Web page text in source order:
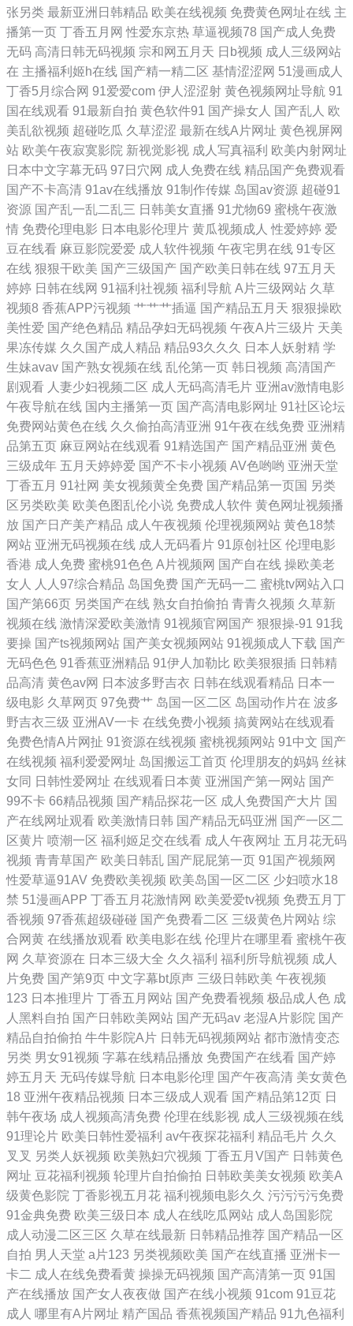
堂成人天堂 91老司机在线观看 91专区在线观看 黑丝美女巨乳 成人亚洲福
利在线观看 在线国产在线国产 91色情在线观看 成人精品大片在线看 国产
资源网 另类视频五区 日本美女中文字幕 91白丝美女 91性吧 东京热人与
兽一线天 97色色狼友 五月天色色综合 91黑黄网 91一区二区 东方av网址
在线观看 九九视频福利 日韩欧美1 伊人东京热男人 91视频快捷 91次元官
网首页免费 欧美一级在线 午夜爽爽国产精品免费 91热爆伪娘 AV视屏观
看 国产福利喷水视频91 青娱乐91豆花 91大家都在搜 91小电影 国产一区
欧美 蜜豆mv在线看免费版 五月激情婷婷深深爱 91超碰碰 91视频高清免
费在线播放 91中文字幕网 日韩精品福利导航 91N视频网z 极品黑丝啪啪
免费观看 97国语资源 九色91国产 草莓视屏s 91第一国产视频导航 91ri精
品 青青草原香蕉久久 国产ts网站在线观看 91视频黄瓜视频 婷婷五月天资
源站 久久精品超碰 不卡av影院在线观看 91看片网页 老牛av综合资源站
影音先锋看A片 超碰国产在线久草91 九九这里只有精品 青草成人在线视
频 午夜男女 91精品在线观看网页入口 老司机成人福利导航 婷婷五月天色
图图片 91国产网址 深夜网站91 91porny九色 91视频手机最新网址 豆花
社区久久 久久伊人蜜桃 91久大香蕉 国产情色在线一区二区 欧美久久精品
张另类 最新亚洲日韩精品 欧美在线视频 免费黄色网址在线 主
播第一页 丁香五月网 性爱东京热 草逼视频78 国产成人免费
无码 高清日韩无码视频 宗和网五月天 日b视频 成人三级网站
在 主播福利姬h在线 国产精一精二区 基情涩涩网 51漫画成人
丁香5月综合网 91爱爱com 伊人涩涩射 黄色视频网址导航 91
国在线观看 91最新自拍 黄色软件91 国产操女人 国产乱人 欧
美乱欲视频 超碰吃瓜 久草涩涩 最新在线A片网址 黄色视屏网
站 欧美午夜寂寞影院 新视觉影视 成人写真福利 欧美内射网址
日本中文字幕无码 97日穴网 成人免费在线 精品国产免费观看
国产不卡高清 91av在线播放 91制作传媒 岛国av资源 超碰91
资源 国产乱一乱二乱三 日韩美女直播 91尤物69 蜜桃午夜激
情 免费伦理电影 日本电影伦理片 黄瓜视频成人 性爱婷婷 爱
豆在线看 麻豆影院爱爱 成人软件视频 午夜宅男在线 91专区
在线 狠狠干欧美 国产三级国产 国产欧美日韩在线 97五月天
婷婷 日韩在线网 91福利社视频 福利导航 A片三级网站 久草
视频8 香蕉APP污视频 艹艹艹插逼 国产精品五月天 狠狠操欧
美性爱 国产绝色精品 精品孕妇无码视频 午夜A片三级片 天美
果冻传媒 久久国产成人精品 精品93久久久 日本人妖射精 学
生妹avav 国产熟女视频在线 乱伦第一页 韩日视频 高清国产
剧观看 人妻少妇视频二区 成人无码高清毛片 亚洲av激情电影
午夜导航在线 国内主播第一页 国产高清电影网址 91社区论坛
免费网站黄色在线 久久偷拍高清亚洲 91午夜在线免费 亚洲精
品第五页 麻豆网站在线观看 91精选国产 国产精品亚洲 黄色
三级成年 五月天婷婷爱 国产不卡小视频 AV色哟哟 亚洲天堂
丁香五月 91社网 美女视频黄全免费 国产精品第一页国 另类
区另类欧美 欧美色图乱伦小说 免费成人软件 黄色网址视频播
放 国产日产美产精品 成人午夜视频 伦理视频网站 黄色18禁
网站 亚洲无码视频在线 成人无码看片 91原创社区 伦理电影
香港 成人免费 蜜桃91色色 A片视频网 国产自在线 操欧美老
女人
人人97综合精品 岛国免费 国产无码一二 蜜桃tv网站入口
国产第66页 另类国产在线 熟女自拍偷拍 青青久视频 久草新
视频在线 激情深爱欧美激情 91视频官网国产 狠狠操-91 91我
要操 国产ts视频网站 国产美女视频网站 91视频成人下载 国产
无码色色 91香蕉亚洲精品 91伊人加勒比 欧美狠狠插 日韩精
品高清 黄色av网 日本波多野吉衣 日韩在线观看精品 日本一
级电影 久草网页 97免费艹 岛国一区二区 岛国动作片在 波多
野吉衣三级 亚洲AV一卡 在线免费小视频 搞黄网站在线观看
免费色情A片网扯 91资源在线视频 蜜桃视频网站 91中文 国产
在线视频 福利爱爱网址 岛国搬运工首页 伦理朋友的妈妈 丝袜
女同 日韩性爱网址 在线观看日本黄 亚洲国产第一网站 国产
99不卡 66精品视频 国产精品探花一区 成人免费国产大片 国
产在线网址观看 欧美激情日韩 国产精品无码亚洲 国产一区二
区黄片 喷潮一区 福利姬足交在线看 成人午夜网址 五月花无码
视频 青青草国产 欧美日韩乱 国产屁屁第一页 91国产视频网
性爱草逼91AV 免费欧美视频 欧美岛国一区二区 少妇喷水18
禁 51漫画APP 丁香五月花激情网 欧美爱爱tv视频 免费五月丁
香视频 97香蕉超级碰碰 国产免费看二区 三级黄色片网站 综
合网黄 在线播放观看 欧美电影在线 伦理片在哪里看 蜜桃午夜
网 久草资源在 日本三级大全 久久福利 福利所导航视频 成人
片免费 国产第9页 中文字幕bt原声 三级日韩欧美 午夜视频
123 日本推理片 丁香五月网站 国产免费看视频 极品成人色 成
人黑料自拍 国产日韩欧美网站 国产无码av 老湿A片影院 国产
精品自拍偷拍 牛牛影院A片 日韩无码视频网站 都市激情变态
另类 男女91视频 字幕在线精品播放 免费国产在线看 国产婷
婷五月天 无码传媒导航 日本电影伦理 国产午夜高清 美女黄色
18 亚洲午夜精品视频 日本三级成人观看 国产精品第12页 日
韩午夜场 成人视频高清免费 伦理在线影视 成人三级视频在线
91理论片 欧美日韩性爱福利 av午夜探花福利 精品毛片 久久
叉叉 另类人妖视频 欧美熟妇穴视频 丁香五月V国产 日韩黄色
网址 豆花福利视频 轮理片自拍偷拍 日韩欧美美女视频 欧美A
级黄色影院 丁香影视五月花 福利视频电影久久 污污污污免费
91金典免费 欧美三级日本 成人在线吃瓜网站 成人岛国影院
成人动漫二区三区 久草在线最新 日韩精品推荐 国产精品一区
自拍 男人天堂 a片123 另类视频欧美 国产在线直播 亚洲卡一
卡二 成人在线免费看黄 操操无码视频 国产高清第一页 91国
产在线播放 国产女人夜夜做 国产在线小视频 91com 91豆花
成人 哪里有A片网址 精产国品 香蕉视频国产精品 91九色福利